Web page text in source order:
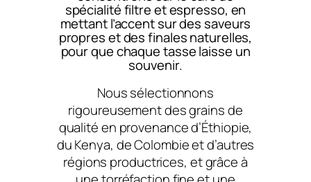
spécialité filtre et espresso, en
mettant l’accent sur des saveurs
propres et des finales naturelles,
pour que chaque tasse laisse un
souvenir.
Nous sélectionnons
rigoureusement des grains de
qualité en provenance d’Éthiopie,
du Kenya, de Colombie et d’autres
régions productrices, et grâce à